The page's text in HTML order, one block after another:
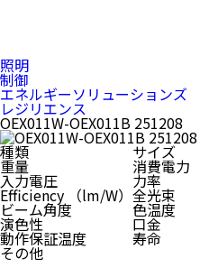
照明
制御
エネルギーソリューションズ
レジリエンス
OEX011W-OEX011B 251208
種類
サイズ
重量 消費電力
入力電圧 力率
Efficiency （lm/W） 全光束
ビーム角度 色温度
演色性 口金
動作保証温度 寿命
その他